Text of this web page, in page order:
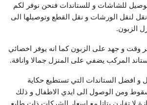
للشاشات و للستاندات فنحن نوفر لكم
لنقل الورشات و نقل القطع وتوصيلها الى
الزبون.
وقت و جهد على الزبون كما انه يوفر اخصائي
المركب يضفي على المنزل جمالا واناقة.
افضل الستاندات التي تستطيع حكاية
ومن الوصول الى ايدي الاطفال و ذلك
لا تقارن بتاتا مع اسعار الشركات ذات طابع